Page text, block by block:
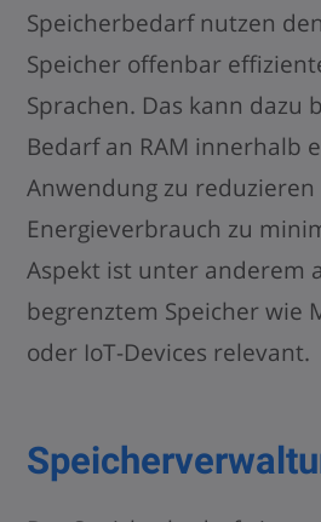
Speicherbedarf nutzen
Speicher offenbar
Sprachen. Das kann dazu
Bedarf an RAM innerhalb
Anwendung zu
Energieverbrauch zu
Aspekt ist unter anderem
begrenztem Speicher wie
oder IoT-Devices relevant.